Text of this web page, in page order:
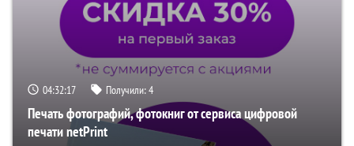
04:32:16 Получили:4
Печать фотографий, фотокниг от сервиса цифровой
печати netPrint